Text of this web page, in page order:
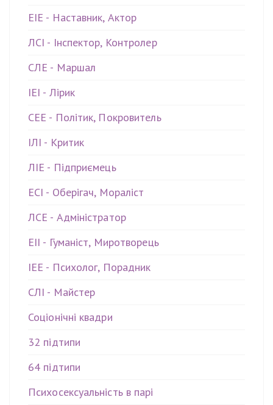
ЕІЕ - Наставник, Актор
ЛСІ - Інспектор, Контролер
СЛЕ - Маршал
ІЕІ - Лірик
СЕЕ - Політик, Покровитель
ІЛІ - Критик
ЛІЕ - Підприємець
ЕСІ - Оберігач, Мораліст
ЛСЕ - Адміністратор
ЕІІ - Гуманіст, Миротворець
ІЕЕ - Психолог, Порадник
СЛІ - Майстер
Соціонічні квадри
32 підтипи
64 підтипи
Психосексуальність в парі